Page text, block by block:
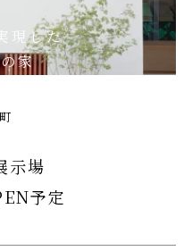
現した
家
示場
予定